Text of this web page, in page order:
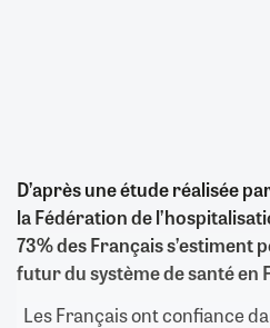
D’après une étude réalisée
la Fédération de
73% des Français s’estiment
futur du système de santé en
Les Français ont confiance